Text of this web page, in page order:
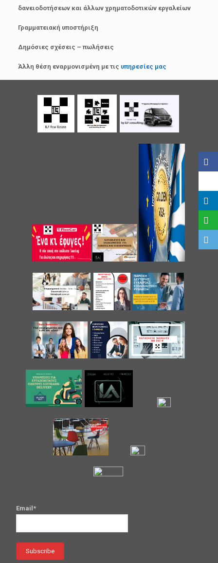
δανειοδοτήσεων και άλλων χρηματοδοτικών εργαλείων
Γραμματειακή υποστήριξη
Δημόσιες σχέσεις – πωλήσεις
Άλλη θέση εναρμονισμένη με τις υπηρεσίες μας
Email*